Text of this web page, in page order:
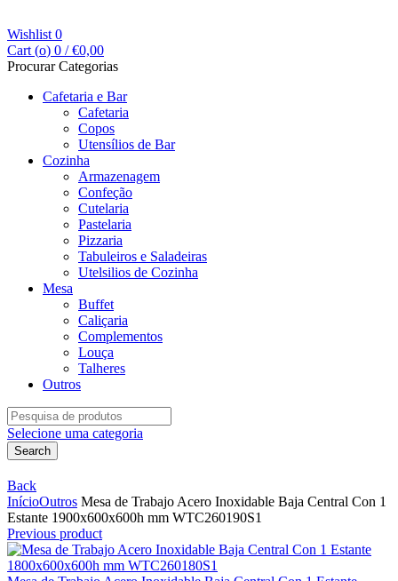
Wishlist 0
Cart (o) 0 / €0,00
Procurar Categorias
Cafetaria e Bar
Cafetaria
Copos
Utensílios de Bar
Cozinha
Armazenagem
Confeção
Cutelaria
Pastelaria
Pizzaria
Tabuleiros e Saladeiras
Utelsilios de Cozinha
Mesa
Buffet
Caliçaria
Complementos
Louça
Talheres
Outros
Search
for:
Selecione uma categoria
Search
Back
InícioOutros Mesa de Trabajo Acero Inoxidable Baja Central Con 1
Estante 1900x600x600h mm WTC260190S1
Previous product